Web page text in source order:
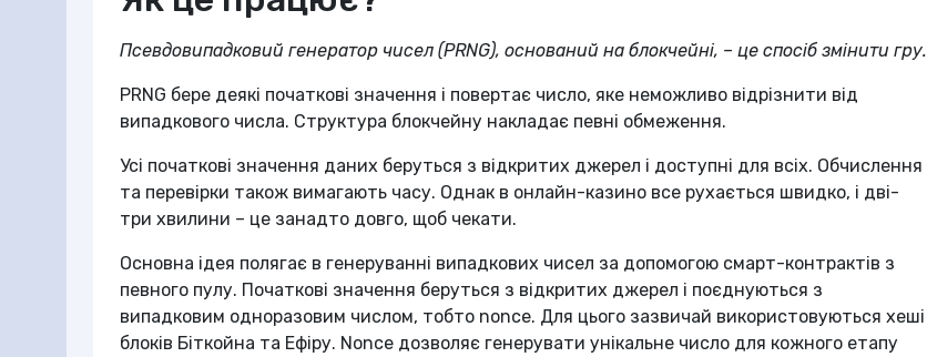
Псевдовипадковий генератор чисел (PRNG), оснований на блокчейні, – це спосіб змінити гру.
PRNG бере деякі початкові значення і повертає число, яке неможливо відрізнити від
випадкового числа. Структура блокчейну накладає певні обмеження.
Усі початкові значення даних беруться з відкритих джерел і доступні для всіх. Обчислення
та перевірки також вимагають часу. Однак в онлайн-казино все рухається швидко, і дві-
три хвилини – це занадто довго, щоб чекати.
Основна ідея полягає в генеруванні випадкових чисел за допомогою смарт-контрактів з
певного пулу. Початкові значення беруться з відкритих джерел і поєднуються з
випадковим одноразовим числом, тобто nonce. Для цього зазвичай використовуються хеші
блоків Біткойна та Ефіру. Nonce дозволяє генерувати унікальне число для кожного етапу